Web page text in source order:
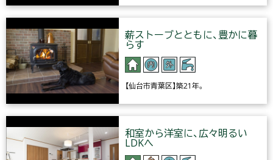
薪ストーブとともに、豊かに暮
らす
【仙台市青葉区】築21年。
和室から洋室に、広々明るい
LDKへ